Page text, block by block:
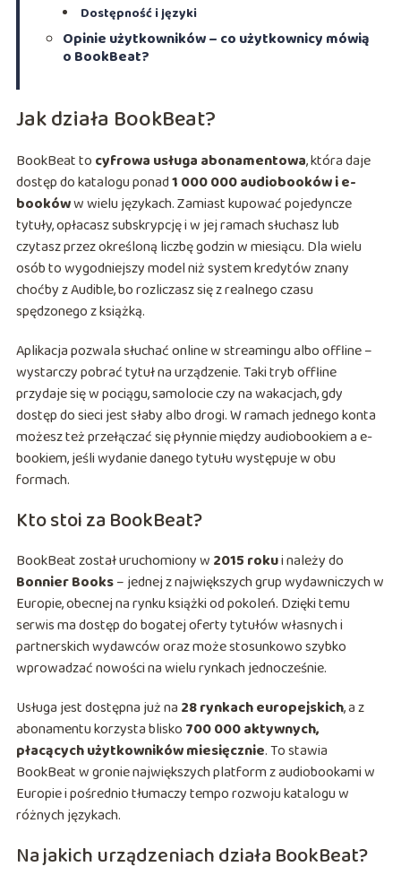
Dostępność i języki
Opinie użytkowników – co użytkownicy mówią
o BookBeat?
Jak działa BookBeat?
BookBeat to cyfrowa usługa abonamentowa, która daje
dostęp do katalogu ponad1 000 000 audiobooków i e-
bookóww wielu językach. Zamiast kupować pojedyncze
tytuły, opłacasz subskrypcję i w jej ramach słuchasz lub
czytasz przez określoną liczbę godzin w miesiącu. Dla wielu
osób to wygodniejszy model niż system kredytów znany
choćby z Audible, bo rozliczasz się z realnego czasu
spędzonego z książką.
Aplikacja pozwala słuchać online w streamingu albo offline –
wystarczy pobrać tytuł na urządzenie. Taki tryb offline
przydaje się w pociągu, samolocie czy na wakacjach, gdy
dostęp do sieci jest słaby albo drogi. W ramach jednego konta
możesz też przełączać się płynnie między audiobookiem a e-
bookiem, jeśli wydanie danego tytułu występuje w obu
formach.
Kto stoi za BookBeat?
BookBeat został uruchomiony w 2015 rokui należy do
Bonnier Books– jednej z największych grup wydawniczych w
Europie, obecnej na rynku książki od pokoleń. Dzięki temu
serwis ma dostęp do bogatej oferty tytułów własnych i
partnerskich wydawców oraz może stosunkowo szybko
wprowadzać nowości na wielu rynkach jednocześnie.
Usługa jest dostępna już na 28 rynkach europejskich, a z
abonamentu korzysta blisko 700 000 aktywnych,
płacących użytkowników miesięcznie. To stawia
BookBeat w gronie największych platform z audiobookami w
Europie i pośrednio tłumaczy tempo rozwoju katalogu w
różnych językach.
Na jakich urządzeniach działa BookBeat?